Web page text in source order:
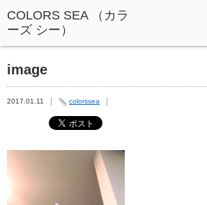
image
2017.01.11 colorssea